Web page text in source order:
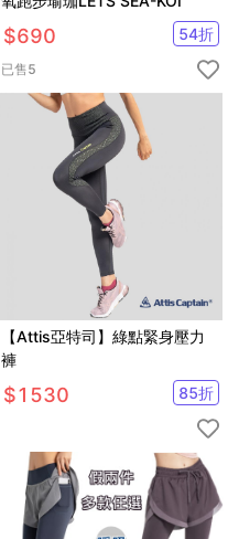
$690 54折
已售5
【Attis亞特司】綠點緊身壓力
褲
$1530 85折